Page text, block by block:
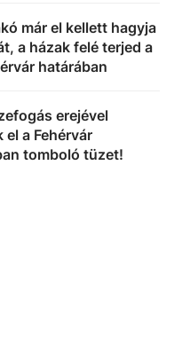
már el kellett hagyja
a házak felé terjed a
határában
erejével
a Fehérvár
tomboló tüzet!